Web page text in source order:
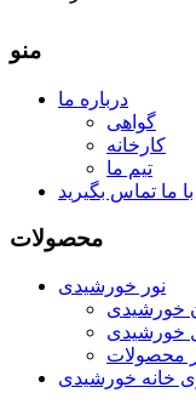
منو
درباره ما
گواهی
کارخانه
تیم ما
با ما تماس بگیرید
محصولات
نور خورشیدی
خورشیدی
خورشیدی
خانه خورشیدی